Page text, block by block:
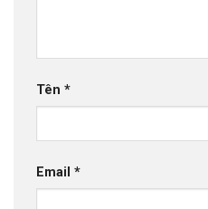
Tên *
Email *